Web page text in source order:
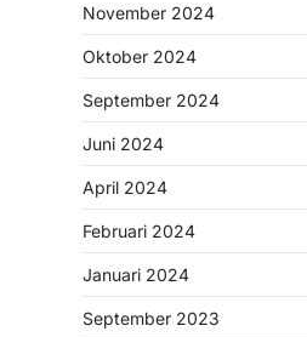
November 2024
Oktober 2024
September 2024
Juni 2024
April 2024
Februari 2024
Januari 2024
September 2023